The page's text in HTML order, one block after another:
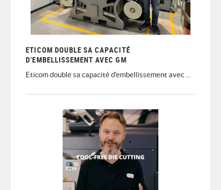
ETICOM DOUBLE SA CAPACITÉ
D’EMBELLISSEMENT AVEC GM